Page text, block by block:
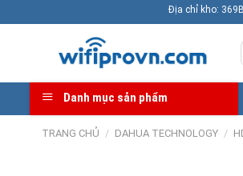
to
Địa chỉ kho: 369B Lê Đai
Danh mục sản phẩm
TRANG CHỦ / DAHUA TECHNOLOGY /